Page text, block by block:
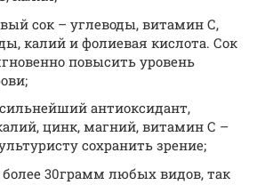
сок – углеводы, витамин С,
калий и фолиевая кислота. Сок
повысить уровень
антиоксидант,
цинк, магний, витамин С –
сохранить зрение;
30грамм любых видов, так